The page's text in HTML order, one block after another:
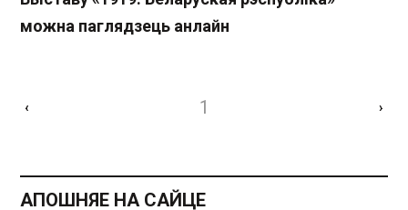
можна паглядзець анлайн
‹ 1 ›
АПОШНЯЕ НА САЙЦЕ